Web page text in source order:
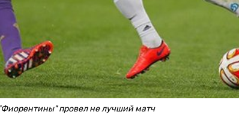
провел не лучший матч